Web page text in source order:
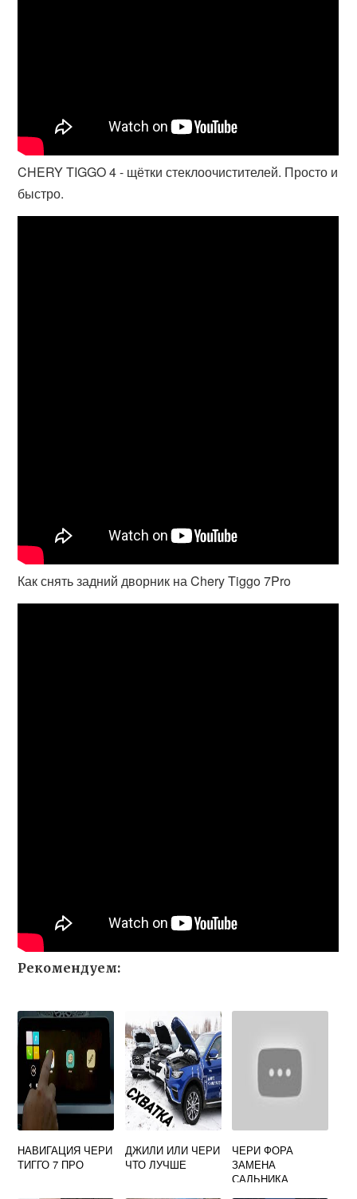
CHERY TIGGO 4 - щётки стеклоочистителей. Просто и
быстро.
Как снять задний дворник на Chery Tiggo 7Pro
Рекомендуем:
НАВИГАЦИЯ ЧЕРИ
ТИГГО 7 ПРО
ДЖИЛИ ИЛИ ЧЕРИ
ЧТО ЛУЧШЕ
ЧЕРИ ФОРА
ЗАМЕНА
САЛЬНИКА